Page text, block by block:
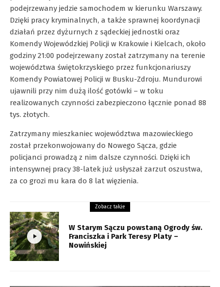
podejrzewany jedzie samochodem w kierunku Warszawy.
Dzięki pracy kryminalnych, a także sprawnej koordynacji
działań przez dyżurnych z sądeckiej jednostki oraz
Komendy Wojewódzkiej Policji w Krakowie i Kielcach, około
godziny 21:00 podejrzewany został zatrzymany na terenie
województwa świętokrzyskiego przez funkcjonariuszy
Komendy Powiatowej Policji w Busku-Zdroju. Mundurowi
ujawnili przy nim dużą ilość gotówki – w toku
realizowanych czynności zabezpieczono łącznie ponad 88
tys. złotych.
Zatrzymany mieszkaniec województwa mazowieckiego
został przekonwojowany do Nowego Sącza, gdzie
policjanci prowadzą z nim dalsze czynności. Dzięki ich
intensywnej pracy 38-latek już usłyszał zarzut oszustwa,
za co grozi mu kara do 8 lat więzienia.
Zobacz także
W Starym Sączu powstaną Ogrody św.
Franciszka i Park Teresy Platy –
Nowińskiej